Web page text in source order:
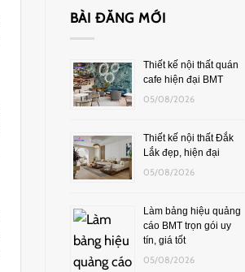
BÀI ĐĂNG MỚI
Thiết kế nội thất quán
cafe hiện đại BMT
05/08/2026
Thiết kế nội thất Đắk
Lắk đẹp, hiện đại
05/08/2026
Làm bảng hiệu quảng
cáo BMT trọn gói uy
tín, giá tốt
05/08/2026